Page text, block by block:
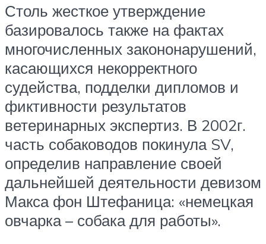
Столь жесткое утверждение
базировалось также на фактах
многочисленных закононарушений,
касающихся некорректного
судейства, подделки дипломов и
фиктивности результатов
ветеринарных экспертиз. В 2002г.
часть собаководов покинула SV,
определив направление своей
дальнейшей деятельности девизом
Макса фон Штефаница: «немецкая
овчарка – собака для работы».